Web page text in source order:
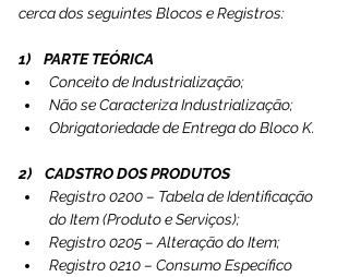
cerca dos seguintes Blocos e Registros:
1)    PARTE TEÓRICA
Conceito de Industrialização;
Não se Caracteriza Industrialização;
Obrigatoriedade de Entrega do Bloco K.
2)    CADSTRO DOS PRODUTOS
Registro 0200 – Tabela de Identificação
do Item (Produto e Serviços);
Registro 0205 – Alteração do Item;
Registro 0210 – Consumo Específico